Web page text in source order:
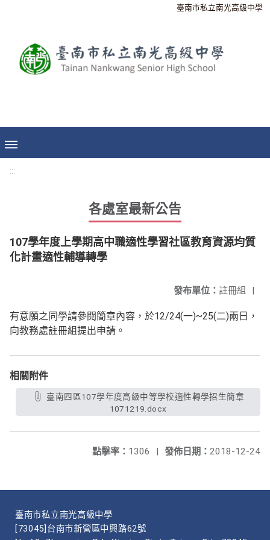
臺南市私立南光高級中學
:::
各處室最新公告
107學年度上學期高中職適性學習社區教育資源均質
化計畫適性輔導轉學
發布單位： 註冊組 |
有意願之同學請參閱簡章內容，於12/24(一)~25(二)兩日，
向教務處註冊組提出申請。
相關附件
1071219.docx
發佈日期： 2018-12-24
點擊率： 1306 |
臺南市私立南光高級中學
[73045]台南市新營區中興路62號